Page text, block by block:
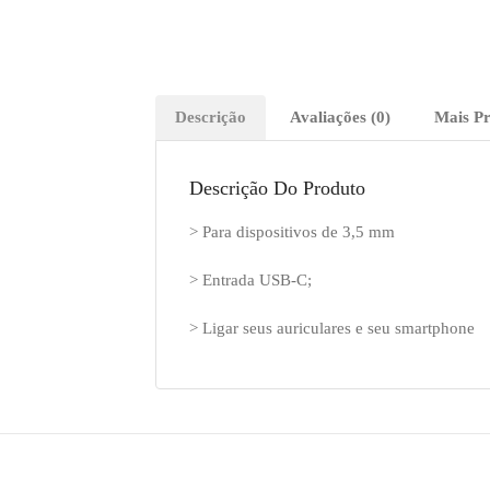
Descrição Avaliações (0) Mais
Descrição Do Produto
> Para dispositivos de 3,5 mm
> Entrada USB-C;
> Ligar seus auriculares e seu smartphone